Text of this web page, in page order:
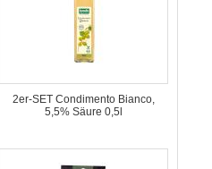
2er-SET Condimento Bianco,
5,5% Säure 0,5l